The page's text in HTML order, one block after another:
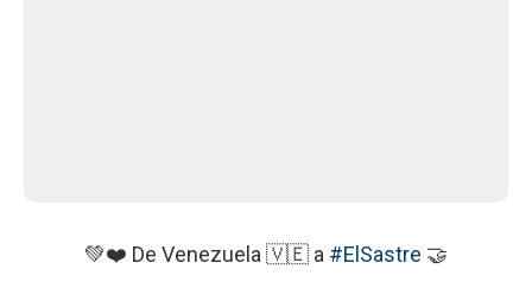
💚❤️ De Venezuela 🇻🇪 a #ElSastre 🤝